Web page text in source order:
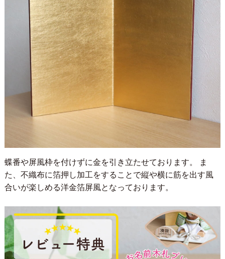
蝶番や屏風枠を付けずに金を引き立たせております。 ま
た、不織布に箔押し加工をすることで縦や横に筋を出す風
合いが楽しめる洋金箔屏風となっております。